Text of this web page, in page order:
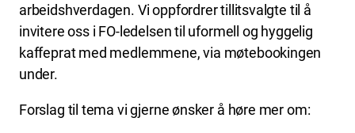
arbeidshverdagen. Vi oppfordrer tillitsvalgte til å
invitere oss i FO-ledelsen til uformell og hyggelig
kaffeprat med medlemmene, via møtebookingen
under.
Forslag til tema vi gjerne ønsker å høre mer om: